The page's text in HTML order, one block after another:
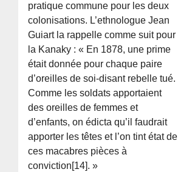
pratique commune pour les deux
colonisations. L’ethnologue Jean
Guiart la rappelle comme suit pour
la Kanaky : « En 1878, une prime
était donnée pour chaque paire
d’oreilles de soi-disant rebelle tué.
Comme les soldats apportaient
des oreilles de femmes et
d’enfants, on édicta qu’il faudrait
apporter les têtes et l’on tint état de
ces macabres pièces à
conviction[14]. »